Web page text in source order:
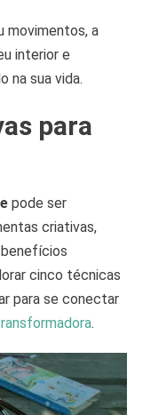
movimentos, a
interior e
na sua vida.
para
pode ser
criativas,
benefícios
cinco técnicas
para se conectar
.